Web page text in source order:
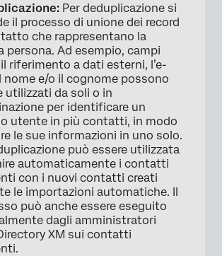
Per deduplicazione si
il processo di unione dei record
che rappresentano la
persona. Ad esempio, campi
riferimento a dati esterni, l’e-
nome e/o il cognome possono
utilizzati da soli o in
per identificare un
utente in più contatti, in modo
le sue informazioni in uno solo.
può essere utilizzata
automaticamente i contatti
con i nuovi contatti creati
le importazioni automatiche. Il
può anche essere eseguito
dagli amministratori
XM sui contatti